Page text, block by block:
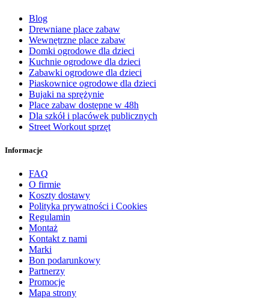
Blog
Drewniane place zabaw
Wewnętrzne place zabaw
Domki ogrodowe dla dzieci
Kuchnie ogrodowe dla dzieci
Zabawki ogrodowe dla dzieci
Piaskownice ogrodowe dla dzieci
Bujaki na sprężynie
Place zabaw dostępne w 48h
Dla szkół i placówek publicznych
Street Workout sprzęt
Informacje
FAQ
O firmie
Koszty dostawy
Polityka prywatności i Cookies
Regulamin
Montaż
Kontakt z nami
Marki
Bon podarunkowy
Partnerzy
Promocje
Mapa strony